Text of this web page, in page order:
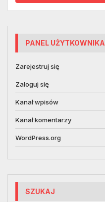
PANEL UŻYTKOWNIKA
Zarejestruj się
Zaloguj się
Kanał wpisów
Kanał komentarzy
WordPress.org
SZUKAJ